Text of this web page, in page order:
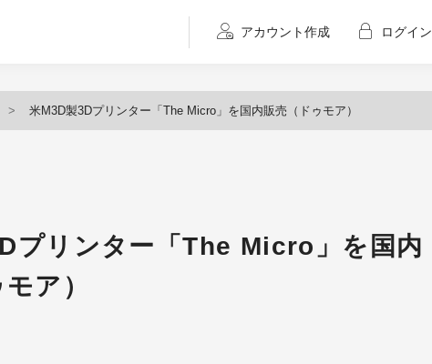
アカウント作成 ログイン
米M3D製3Dプリンター「The Micro」を国内販売（ドゥモア）
プリンター「The Micro」を国内
ア）